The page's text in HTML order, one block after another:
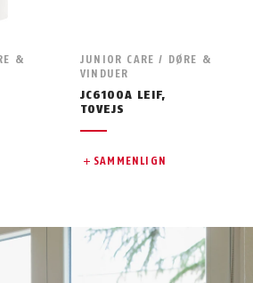
&
JUNIOR CARE / DØRE &
VINDUER
JC6100A LEIF,
TOVEJS
SAMMENLIGN